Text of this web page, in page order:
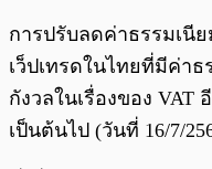
การปรับลดค่าธรรมเนีย
เว็ปเทรดในไทยที่มีค่า
กังวลในเรื่องของ
เป็นต้นไป (วันที่ 16/7/